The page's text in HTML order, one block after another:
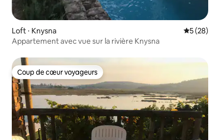
Loft ⋅ Knysna
5 (28)
Appartement avec vue sur la rivière Knysna
Coup de cœur voyageurs
Coup de cœur voyageurs